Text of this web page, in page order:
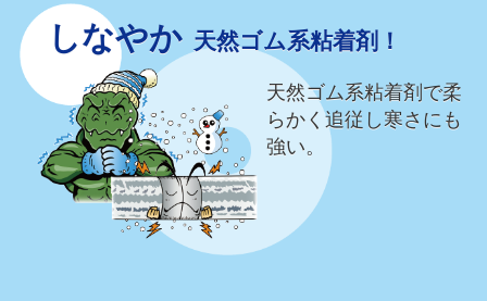
しなやか 天然ゴム系粘着剤！
天然ゴム系粘着剤で柔
らかく追従し寒さにも
強い。